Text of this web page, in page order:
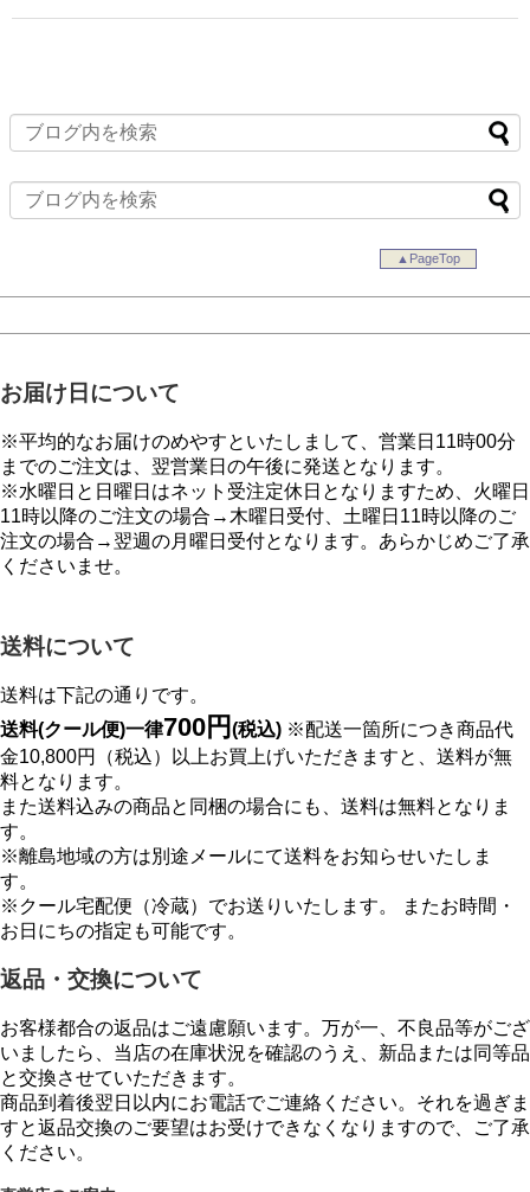
▲PageTop
お届け日について
※平均的なお届けのめやすといたしまして、営業日11時00分
までのご注文は、翌営業日の午後に発送となります。
※水曜日と日曜日はネット受注定休日となりますため、火曜日
11時以降のご注文の場合→木曜日受付、土曜日11時以降のご
注文の場合→翌週の月曜日受付となります。あらかじめご了承
くださいませ。
送料について
送料は下記の通りです。
送料(クール便)一律700円 (税込) ※配送一箇所につき商品代
金10,800円（税込）以上お買上げいただきますと、送料が無
料となります。
また送料込みの商品と同梱の場合にも、送料は無料となりま
す。
※離島地域の方は別途メールにて送料をお知らせいたしま
す。
※クール宅配便（冷蔵）でお送りいたします。 またお時間・
お日にちの指定も可能です。
返品・交換について
お客様都合の返品はご遠慮願います。万が一、不良品等がござ
いましたら、当店の在庫状況を確認のうえ、新品または同等品
と交換させていただきます。
商品到着後翌日以内にお電話でご連絡ください。それを過ぎま
すと返品交換のご要望はお受けできなくなりますので、ご了承
ください。